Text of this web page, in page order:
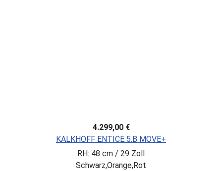
4.299,00 €
KALKHOFF ENTICE 5.B MOVE+
RH: 48 cm / 29 Zoll
Schwarz,Orange,Rot